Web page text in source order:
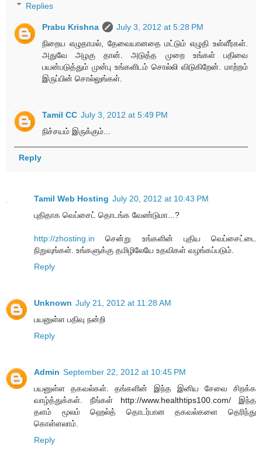
Replies
Prabu Krishna
July 3, 2012 at 5:28 PM
நிறைய எழுதாமல், தேவையானதை மட்டும் எழுதி உள்ளீர்கள்.
அதுவே அழகு தான். அடுத்த முறை உங்கள் பதிவை
பயன்படுத்தும் முன்பு உங்களிடம் சொல்லி விடுகிறேன். மாற்றம்
இருப்பின் சொல்லுங்கள்.
Tamil CC July 3, 2012 at 5:49 PM
நிச்சயம் இருக்கும்...
Reply
Tamil Web Hosting July 20, 2012 at 10:43 PM
புதிதாக வெப்சைட் தொடங்க வேண்டுமா...?
http://zhosting.in சென்று உங்களின் புதிய வெப்சைட்டை
நிறுவுங்கள். உங்களுக்கு தமிழிலேயே உதவிகள் வழங்கப்படும்.
Reply
Unknown July 21, 2012 at 11:28 AM
பயனுள்ள பதிவு நன்றி
Reply
Admin September 22, 2012 at 10:45 PM
பயனுள்ள தகவல்கள். தங்களின் இந்த இனிய சேவை சிறக்க
வாழ்த்துக்கள். நீங்கள் http://www.healthtips100.com/ இந்த
தளம் மூலம் ஹெல்த் தொடர்பான தகவல்களை தெரிந்து
கொள்ளலாம்.
Reply